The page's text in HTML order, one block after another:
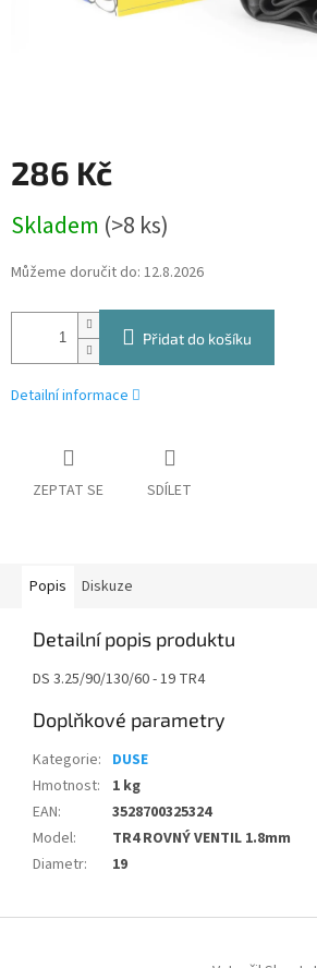
286 Kč
cena:
Skladem (>8 ks)
Můžeme doručit do: 12.8.2026
Přidat do košíku
Detailní informace
ZEPTAT SE SDÍLET
Popis Diskuze
Detailní popis produktu
DS 3.25/90/130/60 - 19 TR4
Doplňkové parametry
Kategorie: DUSE
Hmotnost:
1 kg
EAN:
3528700325324
Model:
TR4 ROVNÝ VENTIL 1.8mm
Diametr: 19